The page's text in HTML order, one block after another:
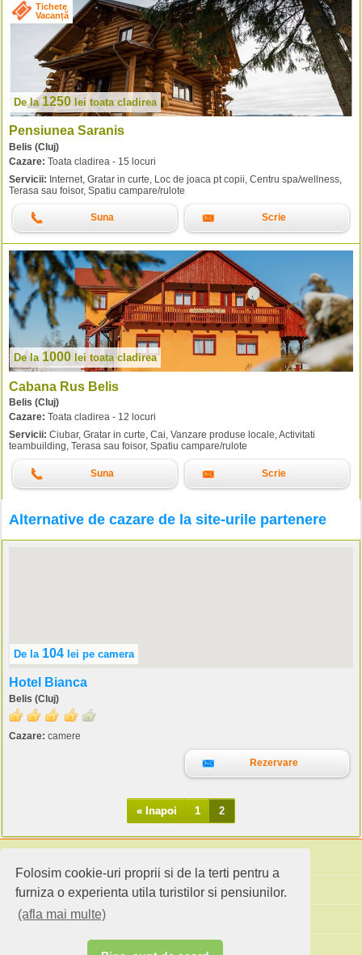
Folosim cookie-uri proprii si de la terti pentru a
furniza o experienta utila turistilor si pensiunilor.
(afla mai multe)
Tichete
Vacanță
De la 1250 lei toata cladirea
Pensiunea Saranis
Belis (Cluj)
Cazare: Toata cladirea - 15 locuri
Servicii: Internet, Gratar in curte, Loc de joaca pt copii, Centru spa/wellness,
Terasa sau foisor, Spatiu campare/rulote
Suna Scrie
De la 1000 leitoata cladirea
Cabana Rus Belis
Belis (Cluj)
Cazare: Toata cladirea - 12 locuri
Servicii: Ciubar, Gratar in curte, Cai, Vanzare produse locale, Activitati
teambuilding, Terasa sau foisor, Spatiu campare/rulote
Suna Scrie
Alternative de cazare de la site-urile partenere
De la 104 lei pe camera
Hotel Bianca
Belis (Cluj)
Cazare: camere
Rezervare
« Inapoi 1 2
Cauta pensiuni